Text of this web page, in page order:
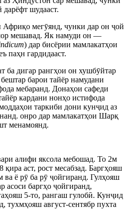
шудааст.
мегӯянд, чунки дар он ҷой
мешавад. Як намуди он —
) дар бисёрии мамлакатҳои
паҳн гардидааст.
ба дигар рангҳои он хушбӯйтар
барои тайёр намудани
мебаранд. Донаҳои сафеди
кардани нонҳо истифода
таркиби дони кунҷид аз
онро дар мамлакатҳои Шарқ
менамоянд.
алифи яксола мебошад. То 2м
аст, рост месабзад. Баргҳояш
ва ё рӯ ба рӯ ҷойгиранд. Гулҳояш
асоси баргҳо ҷойгиранд,
5-то, рангаш гулобӣ. Кунҷид
август-сентябр пухта